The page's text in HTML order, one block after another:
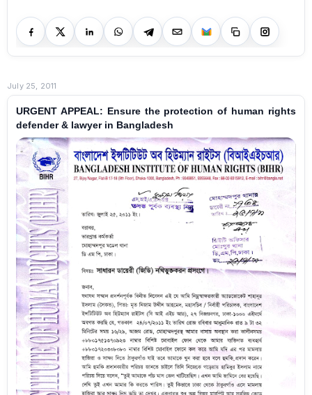
July 25, 2011
URGENT APPEAL: Ensure the protection of human rights
defender & lawyer in Bangladesh